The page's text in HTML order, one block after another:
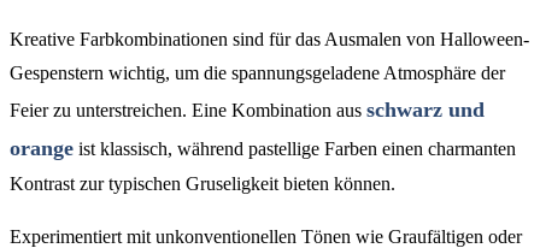
Kreative Farbkombinationen sind für das Ausmalen von Halloween-
Gespenstern wichtig, um die spannungsgeladene Atmosphäre der
Feier zu unterstreichen. Eine Kombination aus schwarz und
orange ist klassisch, während pastellige Farben einen charmanten
Kontrast zur typischen Gruseligkeit bieten können.
Experimentiert mit unkonventionellen Tönen wie Graufältigen oder